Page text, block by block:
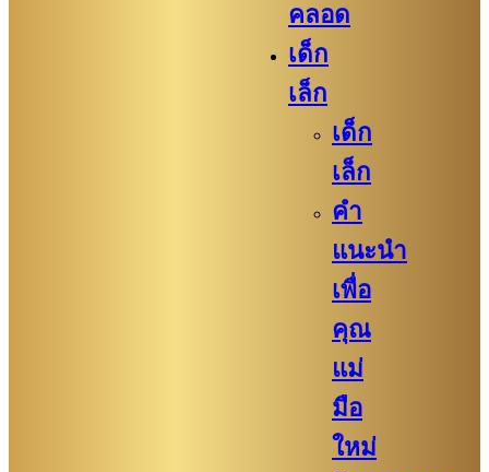
คลอด
เด็ก
เล็ก
เด็ก
เล็ก
คำ
แนะนำ
เพื่อ
คุณ
แม่
มือ
ใหม่